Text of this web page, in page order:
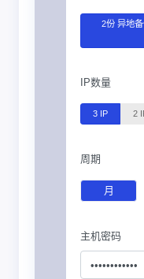
2份 异地备份 调取异地数据100元/次 （
IP数量
3 IP 2
周期
月
主机密码